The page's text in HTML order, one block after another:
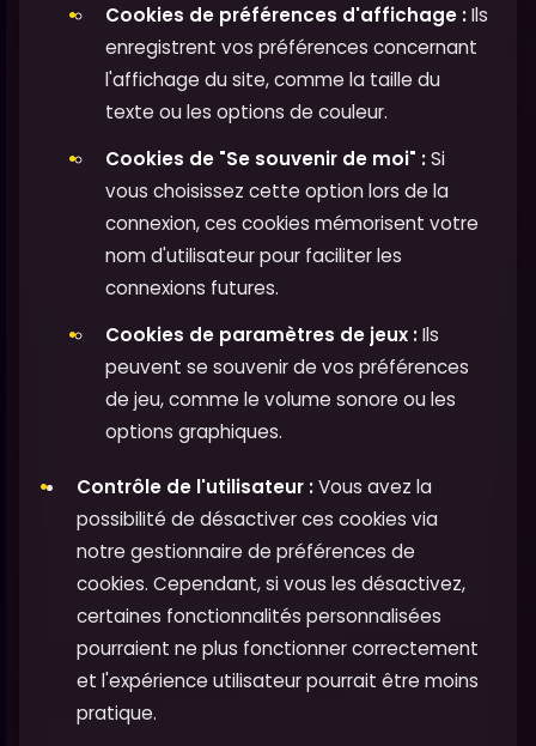
Cookies de préférences d'affichage :Ils
enregistrent vos préférences concernant
l'affichage du site, comme la taille du
texte ou les options de couleur.
Cookies de "Se souvenir de moi" :Si
vous choisissez cette option lors de la
connexion, ces cookies mémorisent votre
nom d'utilisateur pour faciliter les
connexions futures.
Cookies de paramètres de jeux :Ils
peuvent se souvenir de vos préférences
de jeu, comme le volume sonore ou les
options graphiques.
Contrôle de l'utilisateur :Vous avez la
possibilité de désactiver ces cookies via
notre gestionnaire de préférences de
cookies. Cependant, si vous les désactivez,
certaines fonctionnalités personnalisées
pourraient ne plus fonctionner correctement
et l'expérience utilisateur pourrait être moins
pratique.